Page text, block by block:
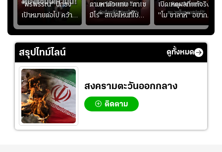
"พรพรรณ" ปักธง
เป้าหมายต่อไป คว้า
แชมป์ชิงแชมป์
เอเชีย เพื่อตั๋ว
โอลิมปิก
ตามหาตัวแทน "กาเซ
มีโร่" สเปคไหนที่ใช่
สำหรับแมนยูยุค
"คาร์ริค 2.0"?
เปิดเหตุผลที่แท้จริงที่
"โม ซาลาห์" อยาก
ย้ายซบ "แทร็บซอนส
ปอร์"
สรุปไทม์ไลน์ ดูทั้งหมด
สงครามตะวันออกกลาง
ติดตาม